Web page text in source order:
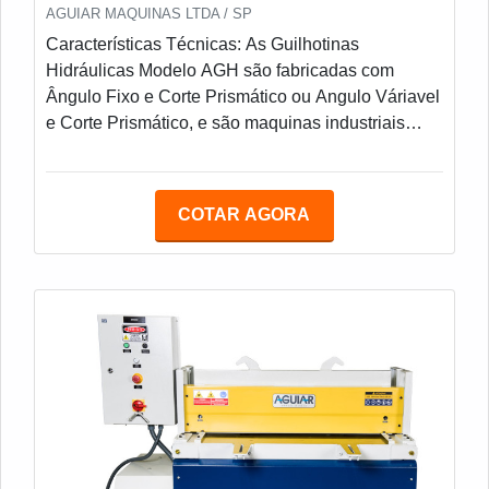
fechamento do negócio, porém o cliente deverá
de segurança dedicados ao seu processo de
trabalho. Após a fabricação, eventuais adequações
deverão ser providenciadas pelo cliente, às suas
- AGM 1001 (1050 mm x 1,20 mm) - AGM 1301
(1300 mm x 1,20 mm) - AGM 2001 (2050 mm x 1,20
mm) - AGM 1002 (1050 mm x 2,00 mm) - AGM
x 2,00 mm) - AGM 3002 (3050 mm x 2,00 mm) -
AGM 4002 (4050 mm x 2,00 mm) - AGM 1303
(1300 mm x 3,20 mm) - AGM 2003 (2050 mm x 3,20
mm) - AGM 3003 (3050 mm x 3,20 mm) - AGM
1304 (1300 mm x 4,00 mm) - AGM 2004 (2050 mm
x 4,00 mm)Características Técnicas: As
Guilhotinas Hidráulicas Modelo AGH são
fabricadas com Ângulo Fixo e Corte Prismático ou
AGUIAR MAQUINAS LTDA / SP
Características Técnicas: As Guilhotinas
Hidráulicas Modelo AGH são fabricadas com
Ângulo Fixo e Corte Prismático ou Angulo Váriavel
e Corte Prismático, e são maquinas industriais
tipos de materiais. Fabricação 100% Nacional;
ângulo fixo ou variável; Porta-faca acionado
eixo de torção; Unidade hidráulica compacta,
simples e de fácil manutenção; Bloco hidráulico
manifold; Ajuste manual folga entre facas;
Disposição do prensa-chapas mecânico paralelo
ao plano de corte; Fácil visualização da linha de
corte; Jogo de facas (superior/inferior) Standard
COTAR AGORA